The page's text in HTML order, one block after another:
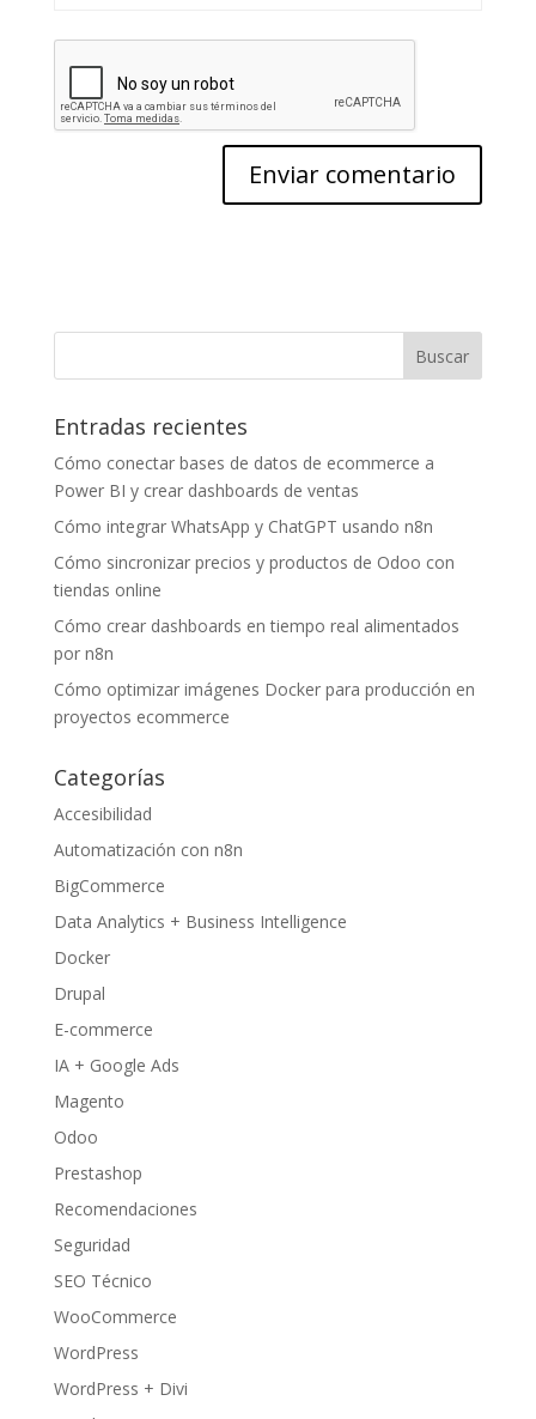
Entradas recientes
Cómo conectar bases de datos de ecommerce a
Power BI y crear dashboards de ventas
Cómo integrar WhatsApp y ChatGPT usando n8n
Cómo sincronizar precios y productos de Odoo con
tiendas online
Cómo crear dashboards en tiempo real alimentados
por n8n
Cómo optimizar imágenes Docker para producción en
proyectos ecommerce
Categorías
Accesibilidad
Automatización con n8n
BigCommerce
Data Analytics + Business Intelligence
Docker
Drupal
E-commerce
IA + Google Ads
Magento
Odoo
Prestashop
Recomendaciones
Seguridad
SEO Técnico
WooCommerce
WordPress
WordPress + Divi